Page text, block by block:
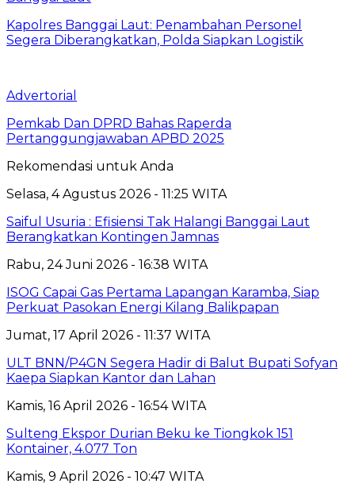
Kapolres Banggai Laut: Penambahan Personel
Segera Diberangkatkan, Polda Siapkan Logistik
Advertorial
Pemkab Dan DPRD Bahas Raperda
Pertanggungjawaban APBD 2025
Rekomendasi untuk Anda
Selasa, 4 Agustus 2026 - 11:25 WITA
Saiful Usuria : Efisiensi Tak Halangi Banggai Laut
Berangkatkan Kontingen Jamnas
Rabu, 24 Juni 2026 - 16:38 WITA
ISOG Capai Gas Pertama Lapangan Karamba, Siap
Perkuat Pasokan Energi Kilang Balikpapan
Jumat, 17 April 2026 - 11:37 WITA
ULT BNN/P4GN Segera Hadir di Balut Bupati Sofyan
Kaepa Siapkan Kantor dan Lahan
Kamis, 16 April 2026 - 16:54 WITA
Sulteng Ekspor Durian Beku ke Tiongkok 151
Kontainer, 4.077 Ton
Kamis, 9 April 2026 - 10:47 WITA